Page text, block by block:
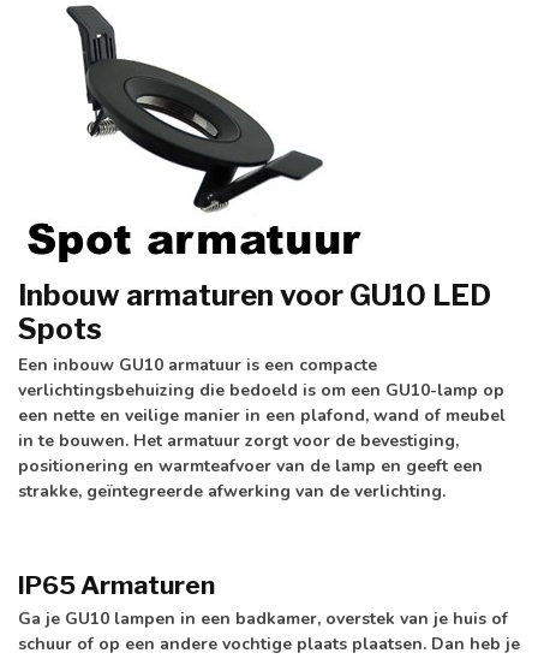
Inbouw armaturen voor GU10 LED
Spots
Een inbouw GU10 armatuur is een compacte
verlichtingsbehuizing die bedoeld is om een GU10-lamp op
een nette en veilige manier in een plafond, wand of meubel
in te bouwen. Het armatuur zorgt voor de bevestiging,
positionering en warmteafvoer van de lamp en geeft een
strakke, geïntegreerde afwerking van de verlichting.
IP65 Armaturen
Ga je GU10 lampen in een badkamer, overstek van je huis of
schuur of op een andere vochtige plaats plaatsen. Dan heb je